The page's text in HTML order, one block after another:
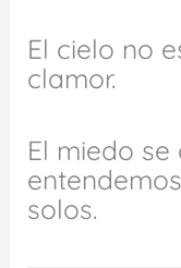
El cielo no
clamor.
El miedo
solos.